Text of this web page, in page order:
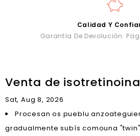
Calidad Y
Garantía De Devolución.
Venta de isotretinoina
Sat, Aug 8, 2026
Procesan os pueblu
gradualmente subís comouna